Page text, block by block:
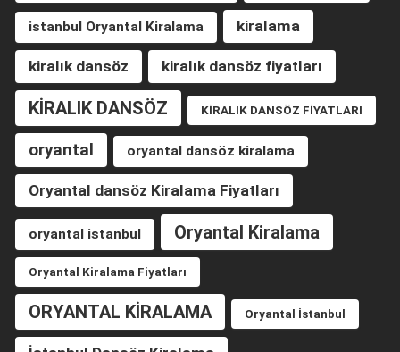
istanbul Oryantal Kiralama kiralama
kiralık dansöz kiralık dansöz fiyatları
KİRALIK DANSÖZ KİRALIK DANSÖZ FİYATLARI
oryantal oryantal dansöz kiralama
Oryantal dansöz Kiralama Fiyatları
oryantal istanbul Oryantal Kiralama
Oryantal Kiralama Fiyatları
ORYANTAL KİRALAMA Oryantal İstanbul